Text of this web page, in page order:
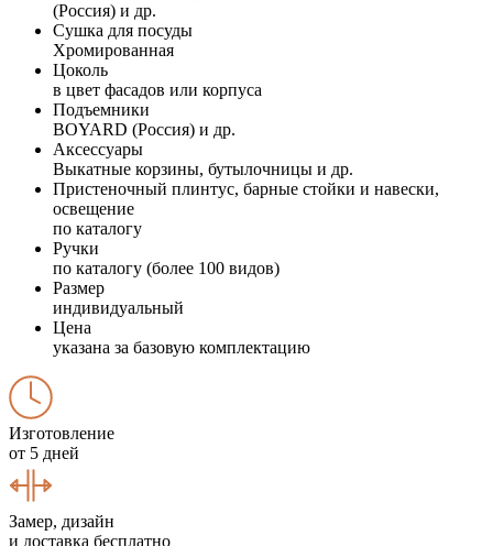
(Россия) и др.
Сушка для посуды
Хромированная
Цоколь
в цвет фасадов или корпуса
Подъемники
BOYARD (Россия) и др.
Аксессуары
Выкатные корзины, бутылочницы и др.
Пристеночный плинтус, барные стойки и навески,
освещение
по каталогу
Ручки
по каталогу (более 100 видов)
Размер
индивидуальный
Цена
указана за базовую комплектацию
Изготовление
от 5 дней
Замер, дизайн
и доставка бесплатно